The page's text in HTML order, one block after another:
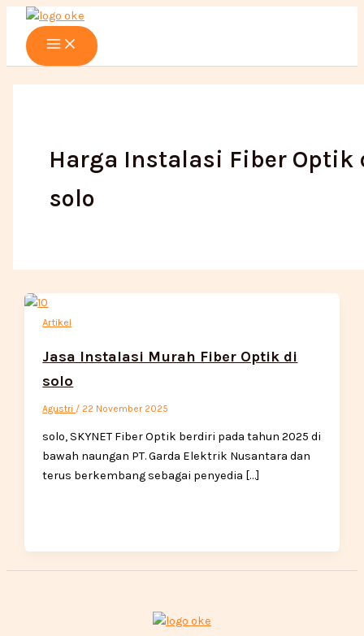
Lewati
konten
Main
Menu
Harga Instalasi Fiber Optik
solo
Artikel
Jasa Instalasi Murah Fiber Optik di
solo
Agustri / 22 November 2025
solo, SKYNET Fiber Optik berdiri pada tahun 2025 di
bawah naungan PT. Garda Elektrik Nusantara dan
terus berkembang sebagai penyedia […]